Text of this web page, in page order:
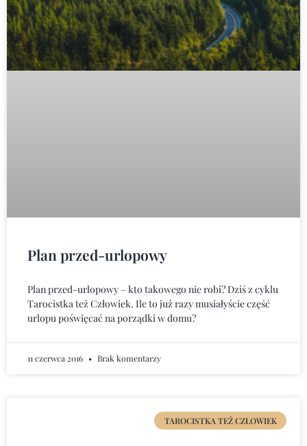
Plan przed-urlopowy
Plan przed-urlopowy – kto takowego nie robi? Dziś z cyklu
Tarocistka też Człowiek. Ile to już razy musiałyście część
urlopu poświęcać na porządki w domu?
11 czerwca 2016 Brak komentarzy
TAROCISTKA TEŻ CZŁOWIEK